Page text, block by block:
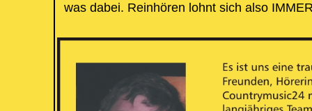
was dabei. Reinhören lohnt sich also